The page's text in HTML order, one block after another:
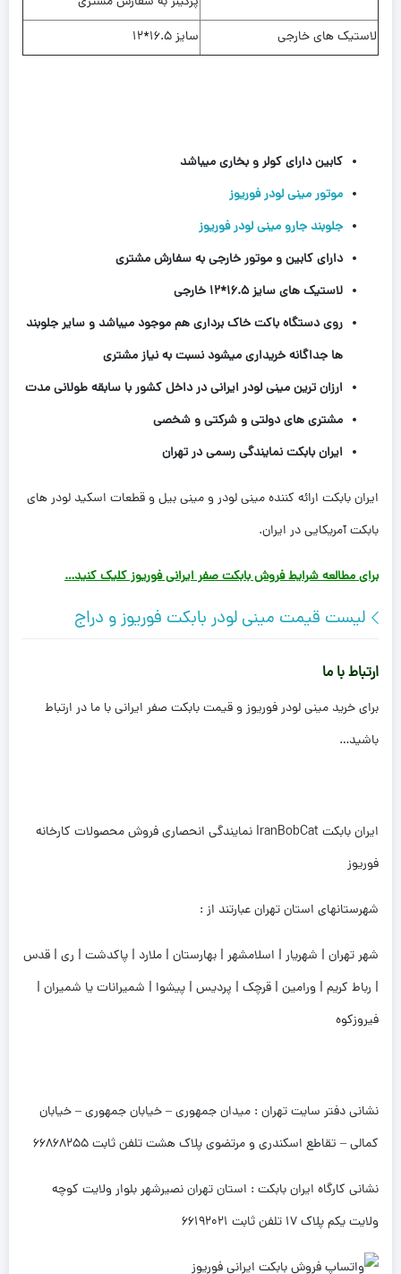
لاستیک های خارجی
سایز 16.5*12
کابین دارای کولر و بخاری میباشد
موتور مینی لودر فوریوز
جلوبند جارو مینی لودر فوریوز
دارای کابین و موتور خارجی به سفارش مشتری
لاستیک های سایز 16.5*12 خارجی
روی دستگاه باکت خاک برداری هم موجود میباشد و سایر جلوبند
ها جداگانه خریداری میشود نسبت به نیاز مشتری
ارزان ترین مینی لودر ایرانی در داخل کشور با سابقه طولانی مدت
مشتری های دولتی و شرکتی و شخصی
ایران بابکت نمایندگی رسمی در تهران
ایران بابکت ارائه کننده مینی لودر و مینی بیل و قطعات اسکید لودر های
بابکت آمریکایی در ایران.
برای مطالعه شرایط فروش بابکت صفر ایرانی فوریوز کلیک کنید…
لیست قیمت مینی لودر بابکت فوریوز و دراج
ارتباط با ما
برای خرید مینی لودر فوریوز و قیمت بابکت صفر ایرانی با ما در ارتباط
باشید…
ایران بابکت IranBobCat نمایندگی انحصاری فروش محصولات کارخانه
فوریوز
شهرستانهای استان تهران عبارتند از :
شهر تهران | شهریار | اسلامشهر | بهارستان | ملارد | پاکدشت | ری | قدس
| رباط کریم | ورامین | قرچک | پردیس | پیشوا | شمیرانات یا شمیران |
فیروزکوه
نشانی دفتر سایت تهران : میدان جمهوری – خیابان جمهوری – خیابان
کمالی – تقاطع اسکندری و مرتضوی پلاک هشت تلفن ثابت 66868255
نشانی کارگاه ایران بابکت : استان تهران نصیرشهر بلوار ولایت کوچه
ولایت یکم پلاک 17 تلفن ثابت 66192021